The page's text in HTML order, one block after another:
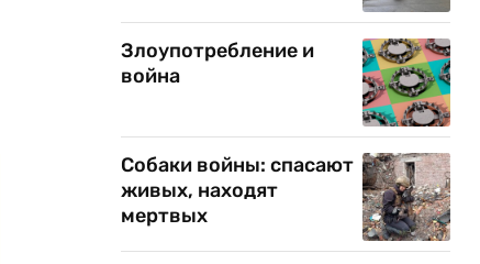
Злоупотребление и
война
Собаки войны: спасают
живых, находят
мертвых